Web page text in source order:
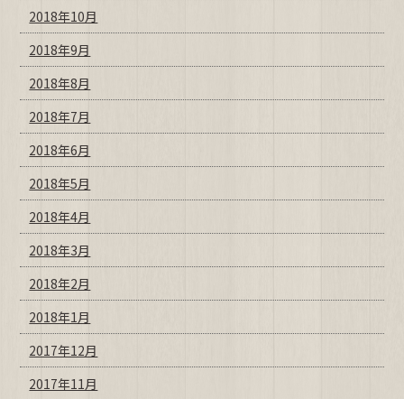
2018年10月
2018年9月
2018年8月
2018年7月
2018年6月
2018年5月
2018年4月
2018年3月
2018年2月
2018年1月
2017年12月
2017年11月